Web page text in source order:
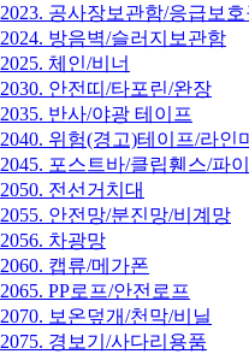
2023. 공사장보관함/응급보
2024. 방음벽/슬러지보관함
2025. 체인/비너
2030. 안전띠/타포린/완장
2035. 반사/야광 테이프
2040. 위험(경고)테이프/라인
2045. 포스트바/클립휀스/파
2050. 전선거치대
2055. 안전망/분진망/비계망
2056. 차광망
2060. 캡류/메가폰
2065. PP로프/안전로프
2070. 보온덮개/천막/비닐
2075. 경보기/사다리용품